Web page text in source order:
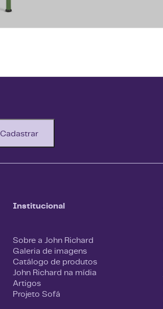
Cadastrar
Institucional
Sobre a John Richard
Galeria de imagens
Catálogo de produtos
John Richard na mídia
Artigos
Projeto Sofá